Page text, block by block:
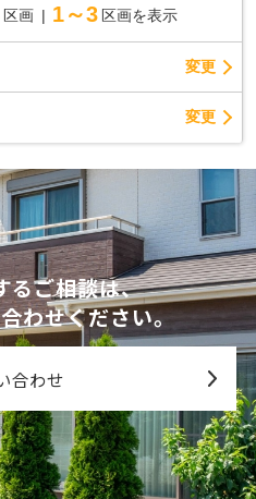
区画 1～3 区画を表示
変更
変更
るご相談は、
わせください。
合わせ